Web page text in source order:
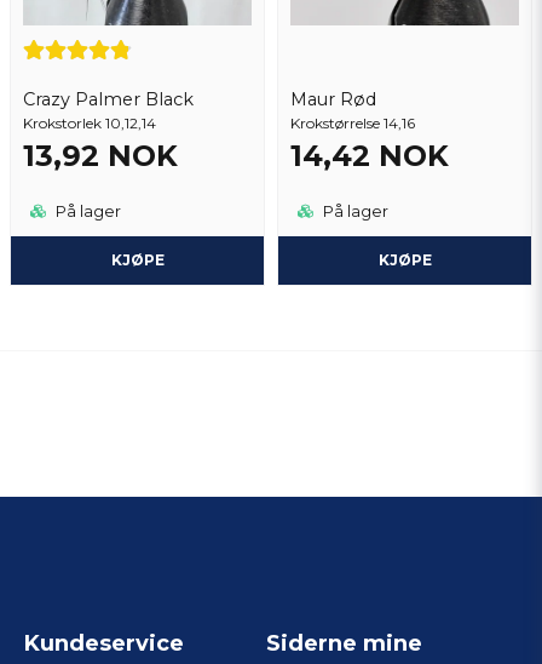
Crazy Palmer Black
Krokstorlek 10,12,14
13,92 NOK
På lager
KJØPE
Maur Rød
Krokstørrelse 14,16
14,42 NOK
På lager
KJØPE
Kundeservice Siderne mine